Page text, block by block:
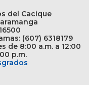
del Cacique
(607) 6318179
de 8:00 a.m. a 12:00
p.m.